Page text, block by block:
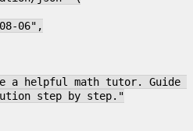
06",
helpful math tutor. Guide
step by step."